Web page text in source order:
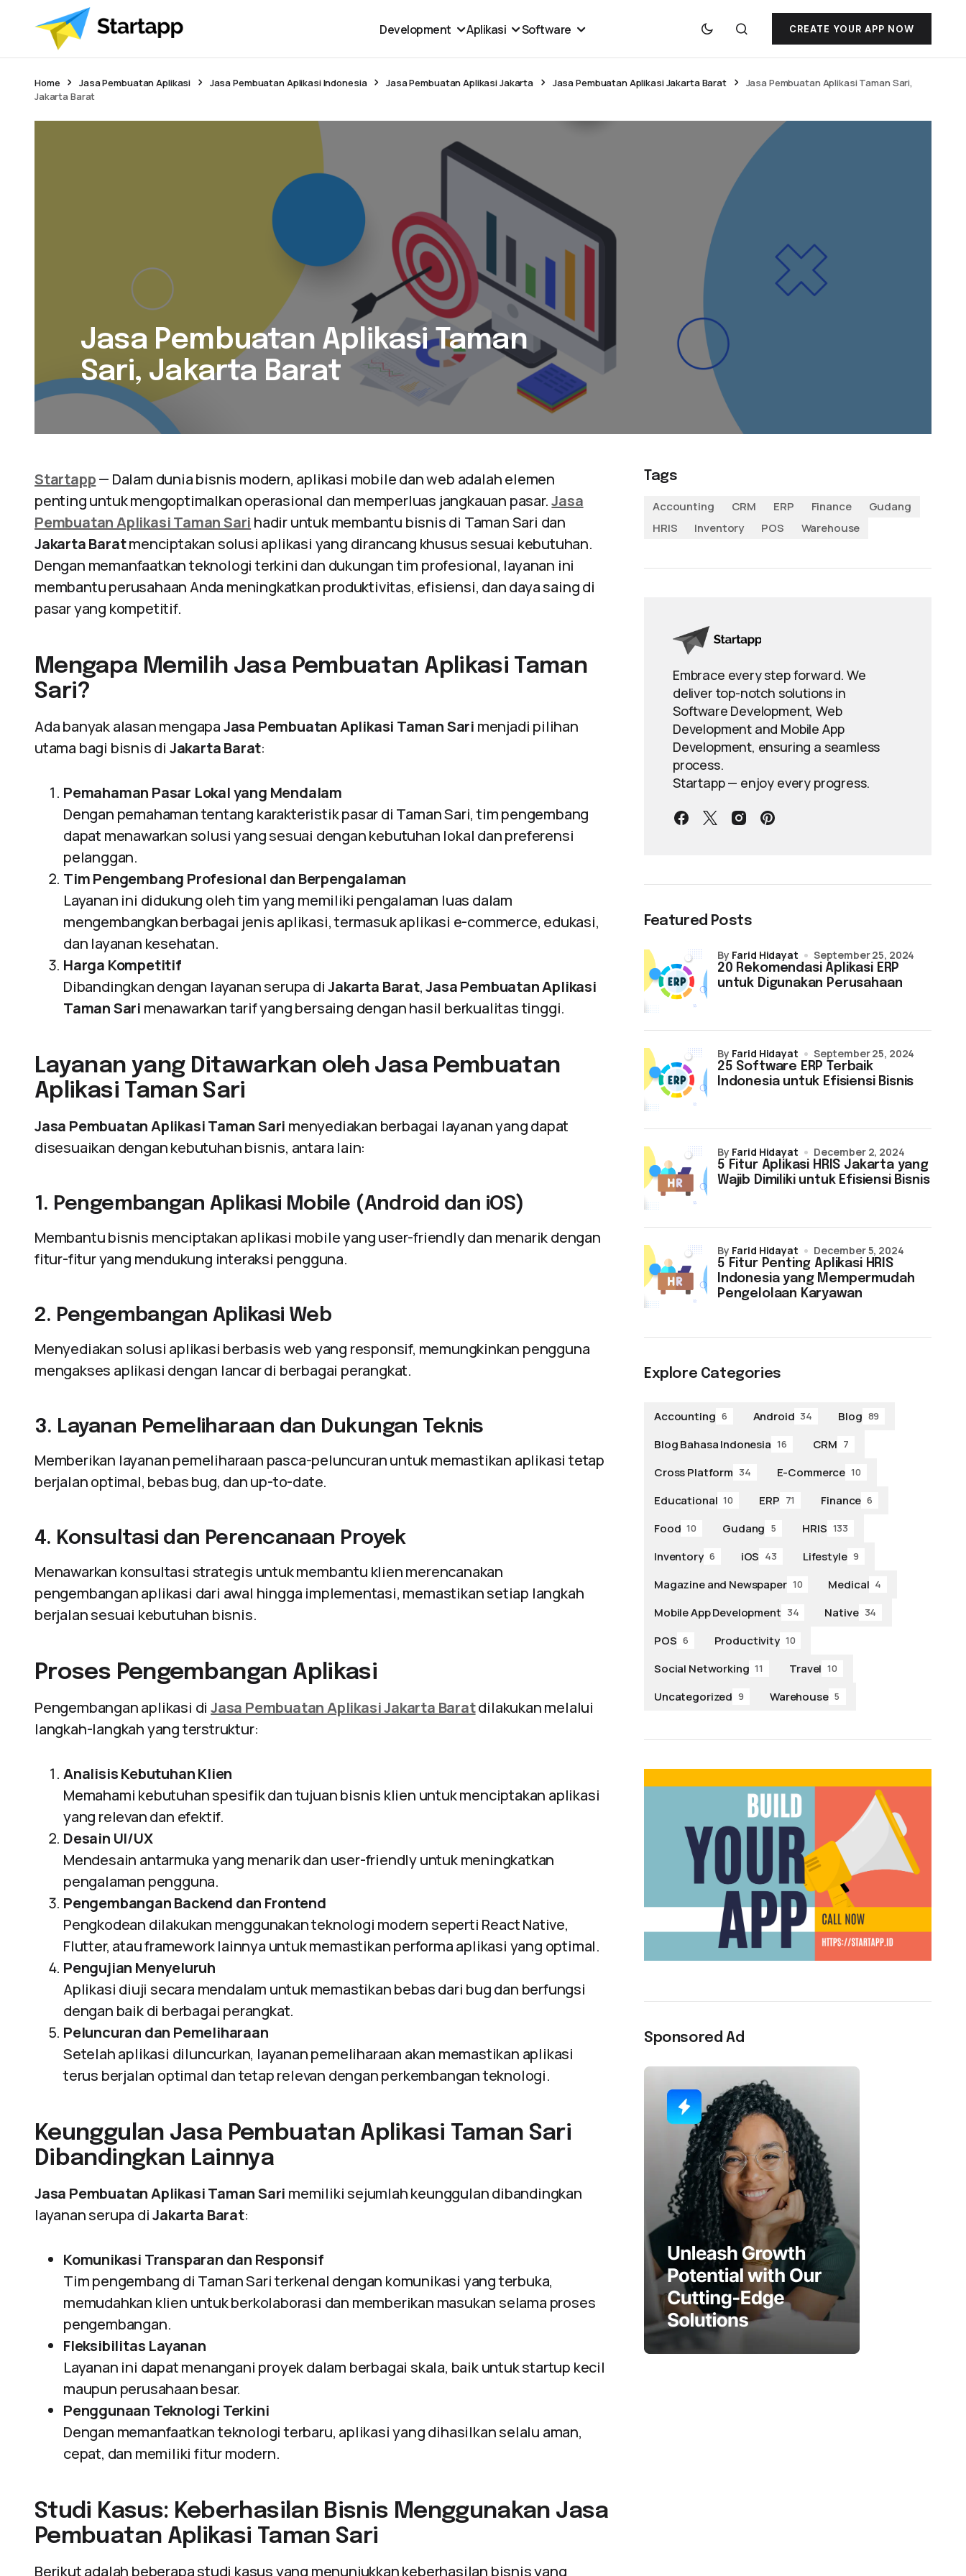
Development Aplikasi Software CREATE YOUR APP NOW
Home Jasa Pembuatan Aplikasi Jasa Pembuatan Aplikasi Indonesia Jasa Pembuatan Aplikasi Jakarta Jasa Pembuatan Aplikasi Jakarta Barat
Jasa Pembuatan Aplikasi Taman Sari,
Jakarta Barat
Jasa Pembuatan Aplikasi Taman
Sari, Jakarta Barat
Startapp— Dalam dunia bisnis modern, aplikasi mobile dan web adalah elemen
penting untuk mengoptimalkan operasional dan memperluas jangkauan pasar.Jasa
Pembuatan Aplikasi Taman Sari hadir untuk membantu bisnis di Taman Sari dan
Jakarta Baratmenciptakan solusi aplikasi yang dirancang khusus sesuai kebutuhan.
Dengan memanfaatkan teknologi terkini dan dukungan tim profesional, layanan ini
membantu perusahaan Anda meningkatkan produktivitas, efisiensi, dan daya saing di
pasar yang kompetitif.
Mengapa Memilih Jasa Pembuatan Aplikasi Taman
Sari?
Ada banyak alasan mengapaJasa Pembuatan Aplikasi Taman Sari menjadi pilihan
utama bagi bisnis di Jakarta Barat:
Pemahaman Pasar Lokal yang Mendalam
Dengan pemahaman tentang karakteristik pasar di Taman Sari, tim pengembang
dapat menawarkan solusi yang sesuai dengan kebutuhan lokal dan preferensi
pelanggan.
Tim Pengembang Profesional dan Berpengalaman
Layanan ini didukung oleh tim yang memiliki pengalaman luas dalam
mengembangkan berbagai jenis aplikasi, termasuk aplikasi e-commerce, edukasi,
dan layanan kesehatan.
Harga Kompetitif
Dibandingkan dengan layanan serupa diJakarta Barat,Jasa Pembuatan Aplikasi
Taman Sari menawarkan tarif yang bersaing dengan hasil berkualitas tinggi.
Layanan yang Ditawarkan oleh Jasa Pembuatan
Aplikasi Taman Sari
Jasa Pembuatan Aplikasi Taman Sari menyediakan berbagai layanan yang dapat
disesuaikan dengan kebutuhan bisnis, antara lain:
1. Pengembangan Aplikasi Mobile (Android dan iOS)
Membantu bisnis menciptakan aplikasi mobile yang user-friendly dan menarik dengan
fitur-fitur yang mendukung interaksi pengguna.
2. Pengembangan Aplikasi Web
Menyediakan solusi aplikasi berbasis web yang responsif, memungkinkan pengguna
mengakses aplikasi dengan lancar di berbagai perangkat.
3. Layanan Pemeliharaan dan Dukungan Teknis
Memberikan layanan pemeliharaan pasca-peluncuran untuk memastikan aplikasi tetap
berjalan optimal, bebas bug, dan up-to-date.
4. Konsultasi dan Perencanaan Proyek
Menawarkan konsultasi strategis untuk membantu klien merencanakan
pengembangan aplikasi dari awal hingga implementasi, memastikan setiap langkah
berjalan sesuai kebutuhan bisnis.
Proses Pengembangan Aplikasi
Pengembangan aplikasi di Jasa Pembuatan Aplikasi Jakarta Baratdilakukan melalui
langkah-langkah yang terstruktur:
Analisis Kebutuhan Klien
Memahami kebutuhan spesifik dan tujuan bisnis klien untuk menciptakan aplikasi
yang relevan dan efektif.
Desain UI/UX
Mendesain antarmuka yang menarik dan user-friendly untuk meningkatkan
pengalaman pengguna.
Pengembangan Backend dan Frontend
Pengkodean dilakukan menggunakan teknologi modern seperti React Native,
Flutter, atau framework lainnya untuk memastikan performa aplikasi yang optimal.
Pengujian Menyeluruh
Aplikasi diuji secara mendalam untuk memastikan bebas dari bug dan berfungsi
dengan baik di berbagai perangkat.
Peluncuran dan Pemeliharaan
Setelah aplikasi diluncurkan, layanan pemeliharaan akan memastikan aplikasi
terus berjalan optimal dan tetap relevan dengan perkembangan teknologi.
Keunggulan Jasa Pembuatan Aplikasi Taman Sari
Dibandingkan Lainnya
Jasa Pembuatan Aplikasi Taman Sari memiliki sejumlah keunggulan dibandingkan
layanan serupa diJakarta Barat:
Komunikasi Transparan dan Responsif
Tim pengembang di Taman Sari terkenal dengan komunikasi yang terbuka,
memudahkan klien untuk berkolaborasi dan memberikan masukan selama proses
pengembangan.
Fleksibilitas Layanan
Layanan ini dapat menangani proyek dalam berbagai skala, baik untuk startup kecil
maupun perusahaan besar.
Penggunaan Teknologi Terkini
Dengan memanfaatkan teknologi terbaru, aplikasi yang dihasilkan selalu aman,
cepat, dan memiliki fitur modern.
Studi Kasus: Keberhasilan Bisnis Menggunakan Jasa
Pembuatan Aplikasi Taman Sari
Berikut adalah beberapa studi kasus yang menunjukkan keberhasilan bisnis yang
Tags
Accounting
CRM ERP Finance
Gudang
HRIS
Inventory POS Warehouse
Embrace every step forward. We
deliver top-notch solutions in
Software Development, Web
Development and Mobile App
Development, ensuring a seamless
process.
Startapp — enjoy every progress.
Featured Posts
20 Rekomendasi Aplikasi ERP
untuk Digunakan Perusahaan
by Farid Hidayat September 25, 2024
25 Software ERP Terbaik
Indonesia untuk Efisiensi Bisnis
by Farid Hidayat September 25, 2024
5 Fitur Aplikasi HRIS Jakarta yang
Wajib Dimiliki untuk Efisiensi Bisnis
by Farid Hidayat December 2, 2024
5 Fitur Penting Aplikasi HRIS
Indonesia yang Mempermudah
Pengelolaan Karyawan
by Farid Hidayat December 5, 2024
Explore Categories
Accounting 6 Android 34 Blog 89
Blog Bahasa Indonesia 16 CRM 7
Cross Platform 34 E-Commerce 10
Educational 10 ERP 71 Finance 6
Food 10 Gudang 5 HRIS 133
Inventory 6 iOS 43 Lifestyle 9
Magazine and Newspaper 10 Medical 4
Mobile App Development 34 Native 34
POS 6 Productivity 10
Social Networking 11 Travel 10
Uncategorized 9 Warehouse 5
Sponsored Ad